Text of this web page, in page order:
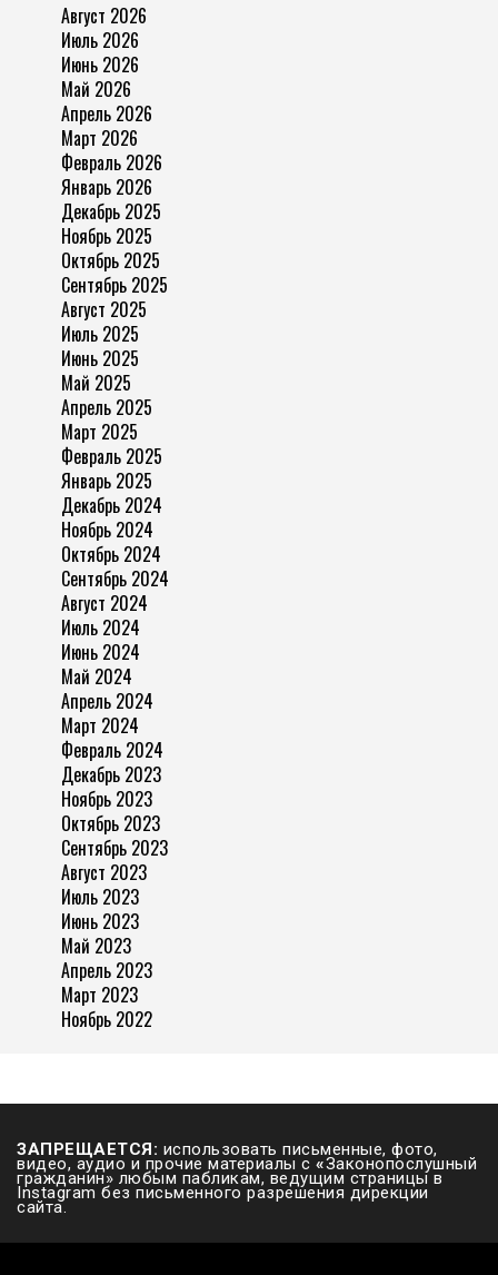
Август 2026
Июль 2026
Июнь 2026
Май 2026
Апрель 2026
Март 2026
Февраль 2026
Январь 2026
Декабрь 2025
Ноябрь 2025
Октябрь 2025
Сентябрь 2025
Август 2025
Июль 2025
Июнь 2025
Май 2025
Апрель 2025
Март 2025
Февраль 2025
Январь 2025
Декабрь 2024
Ноябрь 2024
Октябрь 2024
Сентябрь 2024
Август 2024
Июль 2024
Июнь 2024
Май 2024
Апрель 2024
Март 2024
Февраль 2024
Декабрь 2023
Ноябрь 2023
Октябрь 2023
Сентябрь 2023
Август 2023
Июль 2023
Июнь 2023
Май 2023
Апрель 2023
Март 2023
Ноябрь 2022
ЗАПРЕЩАЕТСЯ: использовать письменные, фото,
видео, аудио и прочие материалы с «Законопослушный
гражданин» любым пабликам, ведущим страницы в
Instagram без письменного разрешения дирекции
сайта.